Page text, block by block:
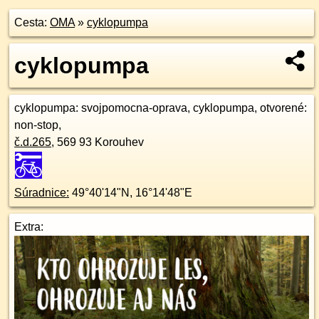
Cesta: OMA» cyklopumpa
cyklopumpa
cyklopumpa: svojpomocna-oprava, cyklopumpa, otvorené:
non-stop,
č.d.265, 569 93 Korouhev
Súradnice: 49°40'14"N , 16°14'48"E
Extra: